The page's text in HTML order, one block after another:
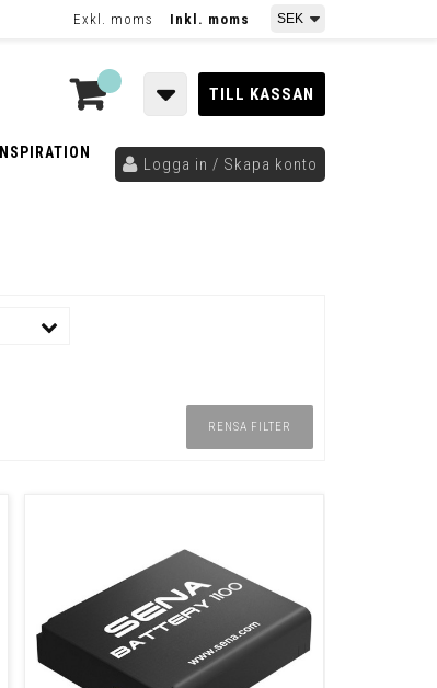
Exkl. moms Inkl. moms
TILL KASSAN
INSPIRATION
Logga in / Skapa konto
RENSA FILTER